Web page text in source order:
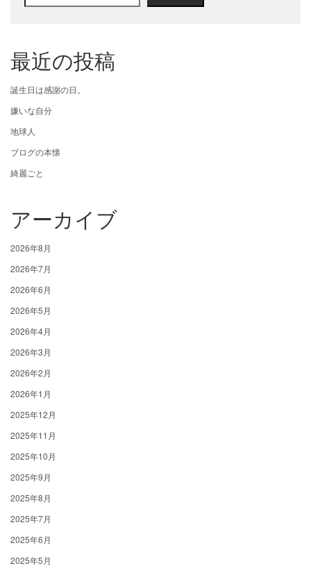
最近の投稿
誕生日は感謝の日。
嫌いな自分
地球人
ブログの本懐
綺麗ごと
アーカイブ
2026年8月
2026年7月
2026年6月
2026年5月
2026年4月
2026年3月
2026年2月
2026年1月
2025年12月
2025年11月
2025年10月
2025年9月
2025年8月
2025年7月
2025年6月
2025年5月